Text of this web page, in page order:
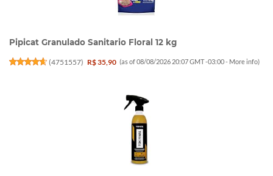
Pipicat Granulado Sanitario Floral 12 kg
(4751557) R$ 35,90 (as of 08/08/2026 20:07 GMT -03:00 - More info)